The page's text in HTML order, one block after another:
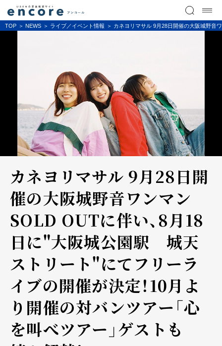
TOP NEWS ライブ／イベント情報 カネヨリマサル 9月28日開催の大阪城野音
カネヨリマサル 9月28日開
催の大阪城野音ワンマン
SOLD OUTに伴い、8月18
日に"大阪城公園駅 城天
ストリート"にてフリーラ
イブの開催が決定！10月よ
り開催の対バンツアー「心
を叫べツアー」ゲストも